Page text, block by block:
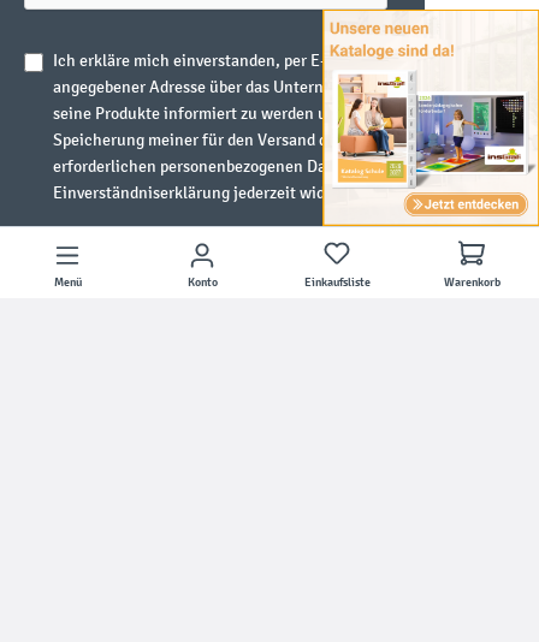
Menü Konto Einkaufsliste Warenkorb
Ich erkläre mich einverstanden, per E-Mail unter oben
angegebener Adresse über das Unternehmen insGraf GmbH und
seine Produkte informiert zu werden und stimme der
Speicherung meiner für den Versand des Newsletters
erforderlichen personenbezogenen Daten zu. Ich kann meine
Einverständniserklärung jederzeit widerrufen.
Abonnieren